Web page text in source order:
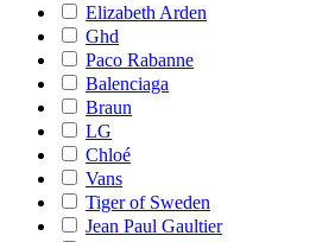
Elizabeth Arden
Ghd
Paco Rabanne
Balenciaga
Braun
LG
Chloé
Vans
Tiger of Sweden
Jean Paul Gaultier